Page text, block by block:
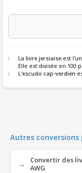
La livre jersiaise est
Elle est divisée en 100
L'escudo cap-verdien
Autres conversions
Convertir des
AWG